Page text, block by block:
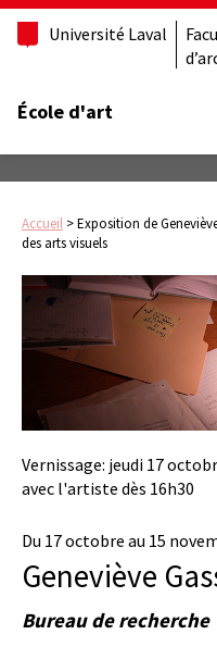
Université Laval
École d'art
Accueil >Exposition de
des arts visuels
Vernissage: jeudi 17
avec l'artiste dès 16h30
Du 17 octobre au 15
Geneviève
Bureau de recherche